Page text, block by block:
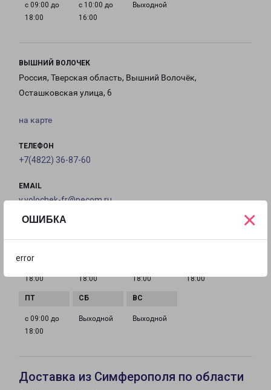
ОШИБКА
error
×
с 09:00 до
18:00
с 10:00 до
16:00
Выходной
ВЫШНИЙ ВОЛОЧЕК
Россия, Тверская область, Вышний Волочёк,
Осташковская улица, 6
на карте
ТЕЛЕФОН
+7(4822) 36-87-60
EMAIL
v.volochek-fr@pecom.ru
18:00
18:00
18:00
18:00
с 09:00 до
18:00
Выходной Выходной
Доставка из Симферополя по области